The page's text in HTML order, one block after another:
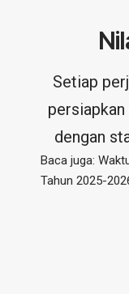
Setiap
dengan
Baca juga:
Tahun 2025-